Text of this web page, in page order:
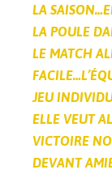
LA
LA POULE
LE MATCH
JEU
ELLE VEUT
VICTOIRE
DEVANT